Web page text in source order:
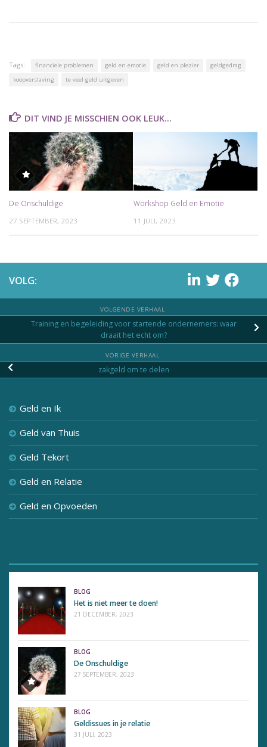
Tags: financiele problemen geld en emotie geld en plezier
geldgedrag
koopverslaving
te veel geld uitgeven
DIT VIND JE MISSCHIEN OOK LEUK...
De Onschuldige
27 SEPTEMBER, 2023
Workshop Geld en Emotie
11 JULI, 2023
VOLG:
VOLGENDE VERHAAL
Training en begeleiding voor startende ondernemers: waar
draait het echt om?
VORIGE VERHAAL
zakgeld om te delen
Geld en Ik
Geld van Thuis
Geld Tekort
Geld en Relatie
Geld en Opvoeden
BLOG
Het is niet meer te doen!
21 DECEMBER, 2023
BLOG
De Onschuldige
27 SEPTEMBER, 2023
BLOG
Geldissues in je relatie
31 JULI, 2023